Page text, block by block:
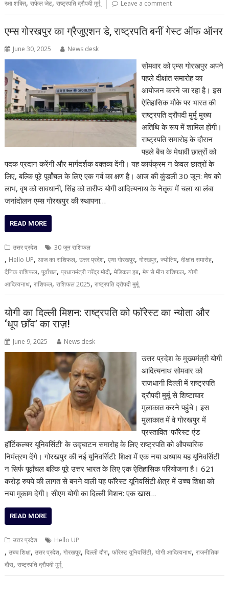
रक्षा शक्ति,राफेल जेट,राष्ट्रपति द्रौपदी मुर्मू Leave a comment
एम्स गोरखपुर का ग्रैजुएशन डे, राष्ट्रपति बनीं गेस्ट ऑफ ऑनर
June 30, 2025 News desk
सोमवार को एम्स गोरखपुर अपने
पहले दीक्षांत समारोह का
आयोजन करने जा रहा है। इस
ऐतिहासिक मौके पर भारत की
राष्ट्रपति द्रौपदी मुर्मु मुख्य
अतिथि के रूप में शामिल होंगी।
राष्ट्रपति समारोह के दौरान
पहले बैच के मेधावी छात्रों को
पदक प्रदान करेंगी और मार्गदर्शक वक्तव्य देंगी। यह कार्यक्रम न केवल छात्रों के
लिए, बल्कि पूरे पूर्वांचल के लिए एक गर्व का क्षण है। आज की कुंडली 30 जून: मेष को
लाभ, वृष को सावधानी, सिंह को तारीफ योगी आदित्यनाथ के नेतृत्व में चला था लंबा
जनांदोलन एम्स गोरखपुर की स्थापना…
READ MORE
उत्तर प्रदेश 30 जून राशिफल
, Hello UP,आज का राशिफल,उत्तर प्रदेश,एम्स गोरखपुर,गोरखपुर,ज्योतिष,दीक्षांत समारोह,
दैनिक राशिफल,पूर्वांचल,प्रधानमंत्री नरेंद्र मोदी,मेडिकल हब,मेष से मीन राशिफल,योगी
आदित्यनाथ,राशिफल,राशिफल 2025,राष्ट्रपति द्रौपदी मुर्मू
योगी का दिल्ली मिशन: राष्ट्रपति को फॉरेस्ट का न्योता और
‘धूप छाँव’ का राज़!
June 9, 2025 News desk
उत्तर प्रदेश के मुख्यमंत्री योगी
आदित्यनाथ सोमवार को
राजधानी दिल्ली में राष्ट्रपति
द्रौपदी मुर्मू से शिष्टाचार
मुलाकात करने पहुंचे। इस
मुलाकात में वे गोरखपुर में
प्रस्तावित ‘फॉरेस्ट एंड
हॉर्टिकल्चर यूनिवर्सिटी’ के उद्घाटन समारोह के लिए राष्ट्रपति को औपचारिक
निमंत्रण देंगे। गोरखपुर की नई यूनिवर्सिटी: शिक्षा में एक नया अध्याय यह यूनिवर्सिटी
न सिर्फ पूर्वांचल बल्कि पूरे उत्तर भारत के लिए एक ऐतिहासिक परियोजना है। 621
करोड़ रुपये की लागत से बनने वाली यह फॉरेस्ट यूनिवर्सिटी क्षेत्र में उच्च शिक्षा को
नया मुकाम देगी। सीएम योगी का दिल्ली मिशन: एक खास…
READ MORE
उत्तर प्रदेश Hello UP
,उच्च शिक्षा,उत्तर प्रदेश,गोरखपुर,दिल्ली दौरा,फॉरेस्ट यूनिवर्सिटी,योगी आदित्यनाथ,राजनीतिक
दौरा,राष्ट्रपति द्रौपदी मुर्मू